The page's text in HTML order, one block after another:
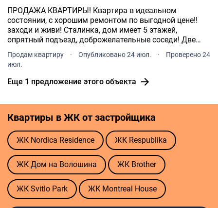
ПРОДАЖА КВАРТИРЫ! Квартира в идеальном
состоянии, с хорошим ремонтом по выгодной цене!!
заходи и живи! Сталинка, дом имеет 5 этажей,
опрятный подъезд, доброжелательные соседи! Две
2020 года, вся мебель качественная, сделанная на
заказ, для себя! .
Продам квартиру · Опубликовано 24 июл. ·
Проверено 24
июл.
Еще 1 предложение этого объекта
Квартиры в ЖК от застройщика
ЖК Nordica Residence ЖК Respublika
ЖК Дом на Волошина ЖК Brother
ЖК Svitlo Park ЖК Montreal House